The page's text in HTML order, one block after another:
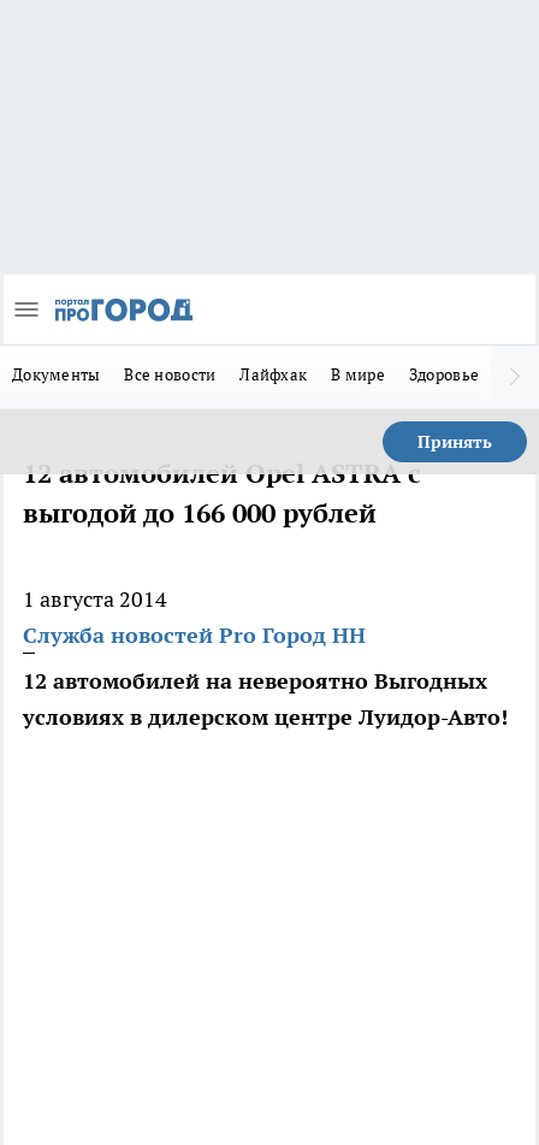
Документы Все новости Лайфхак В мире Здоровье
Принять
12 автомобилей Opel ASTRA с
выгодой до 166 000 рублей
1 августа 2014
Служба новостей Pro Город НН
12 автомобилей на невероятно Выгодных
условиях в дилерском центре Луидор-Авто!